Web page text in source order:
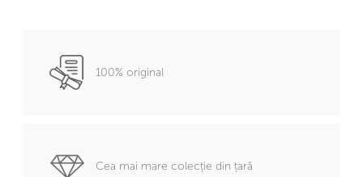
100% original
Cea mai mare colecție din țară